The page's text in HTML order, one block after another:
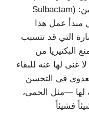
Sulbactam) تركيبة دوائية تجمع بين هذين العقارين:
مبدأ عمل هذا
التي قد تتسبب
البكتيريا من
غنى لها عنه للبقاء
في التحسن
لها —مثل الحمى،